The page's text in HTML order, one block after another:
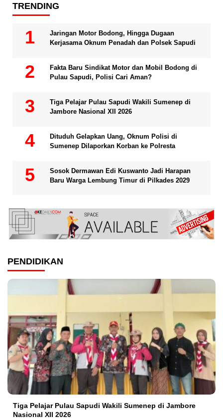
TRENDING
Jaringan Motor Bodong, Hingga Dugaan
Kerjasama Oknum Penadah dan Polsek Sapudi
Fakta Baru Sindikat Motor dan Mobil Bodong di
Pulau Sapudi, Polisi Cari Aman?
Tiga Pelajar Pulau Sapudi Wakili Sumenep di
Jambore Nasional XII 2026
Dituduh Gelapkan Uang, Oknum Polisi di
Sumenep Dilaporkan Korban ke Polresta
Sosok Dermawan Edi Kuswanto Jadi Harapan
Baru Warga Lembung Timur di Pilkades 2029
PENDIDIKAN
Tiga Pelajar Pulau Sapudi Wakili Sumenep di Jambore
Nasional XII 2026